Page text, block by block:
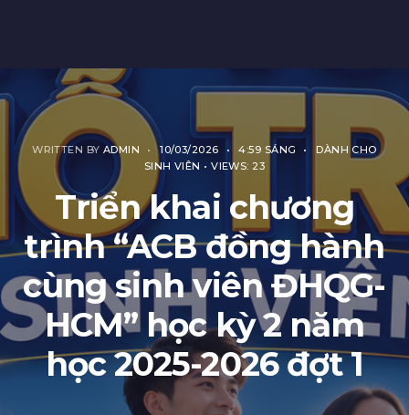
WRITTEN BY ADMIN • 10/03/2026 • 4:59 SÁNG •
DÀNH CHO
SINH VIÊN •VIEWS: 23
Triển khai chương
trình “ACB đồng hành
cùng sinh viên ĐHQG-
HCM” học kỳ 2 năm
học 2025-2026 đợt 1